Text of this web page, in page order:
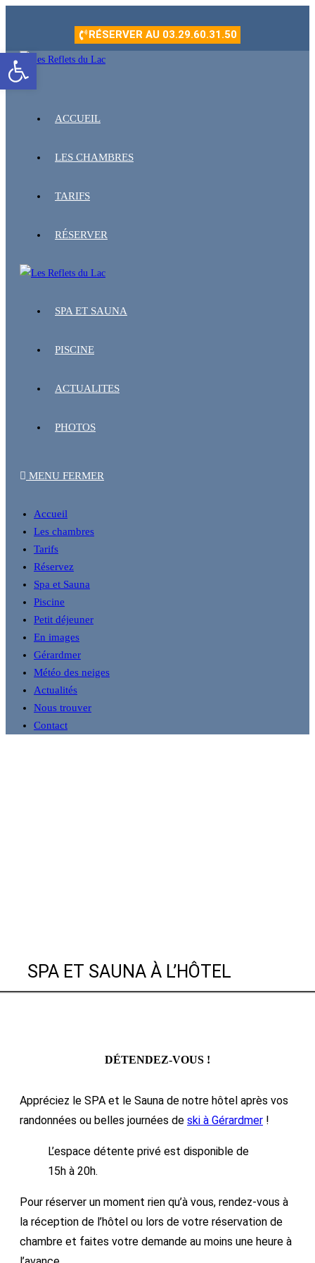
contenu
RÉSERVER AU 03.29.60.31.50
ACCUEIL
LES CHAMBRES
TARIFS
RÉSERVER
SPA ET SAUNA
PISCINE
ACTUALITES
PHOTOS
MENU FERMER
Accueil
Les chambres
Tarifs
Réservez
Spa et Sauna
Piscine
Petit déjeuner
En images
Gérardmer
Météo des neiges
Actualités
Nous trouver
Contact
SPA ET SAUNA À L’HÔTEL
DÉTENDEZ-VOUS !
Appréciez le SPA et le Sauna de notre hôtel après vos
randonnées ou belles journées de ski à Gérardmer !
L’espace détente privé est disponible de
15h à 20h.
Pour réserver un moment rien qu’à vous, rendez-vous à
la réception de l’hôtel ou lors de votre réservation de
chambre et faites votre demande au moins une heure à
Ouvrir la barre d’outils